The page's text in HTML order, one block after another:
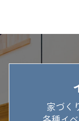
家づく